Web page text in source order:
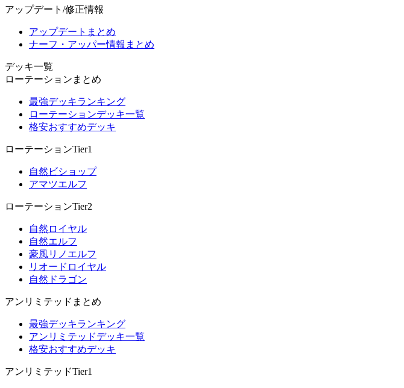
アップデート/修正情報
アップデートまとめ
ナーフ・アッパー情報まとめ
デッキ一覧
ローテーションまとめ
最強デッキランキング
ローテーションデッキ一覧
格安おすすめデッキ
ローテーションTier1
自然ビショップ
アマツエルフ
ローテーションTier2
自然ロイヤル
自然エルフ
豪風リノエルフ
リオードロイヤル
自然ドラゴン
アンリミテッドまとめ
最強デッキランキング
アンリミテッドデッキ一覧
格安おすすめデッキ
アンリミテッドTier1